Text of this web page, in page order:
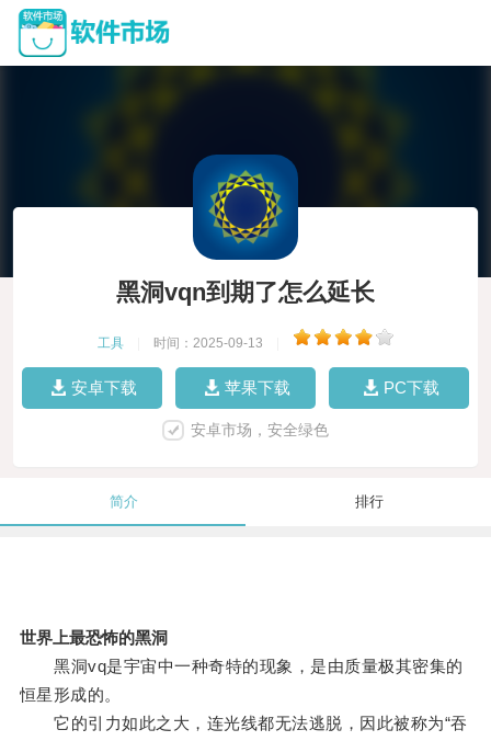
黑洞vqn到期了怎么延长
工具 时间：2025-09-13
安卓下载 苹果下载 PC下载
安卓市场，安全绿色
简介 排行
世界上最恐怖的黑洞
黑洞vq是宇宙中一种奇特的现象，是由质量极其密集的
恒星形成的。
它的引力如此之大，连光线都无法逃脱，因此被称为“吞